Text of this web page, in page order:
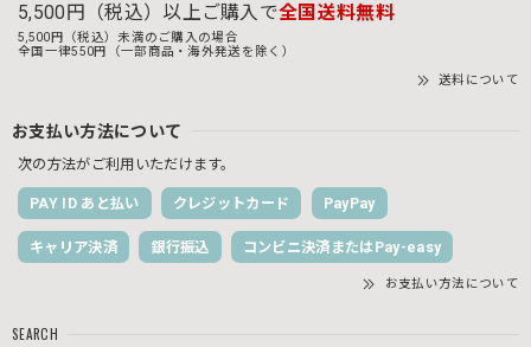
5,500円（税込）以上ご購入で全国送料無料
5,500円（税込）未満のご購入の場合
全国一律550円（一部商品・海外発送を除く）
送料について
お支払い方法について
次の方法がご利用いただけます。
PAY ID あと払い クレジットカード PayPay
キャリア決済 銀行振込 コンビニ決済またはPay-easy
お支払い方法について
SEARCH